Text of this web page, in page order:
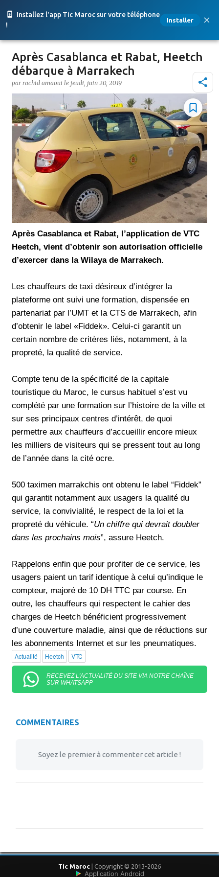
Installez l'app Tic Maroc sur votre téléphone
!
Installer
Accéder au contenu principal
Après Casablanca et Rabat, Heetch
débarque à Marrakech
par rachid amaoui le jeudi, juin 20, 2019
Après Casablanca et Rabat, l’application de VTC
Heetch, vient d’obtenir son autorisation officielle
d’exercer dans la Wilaya de Marrakech.
Les chauffeurs de taxi désireux d’intégrer la
plateforme ont suivi une formation, dispensée en
partenariat par l’UMT et la CTS de Marrakech, afin
d’obtenir le label «Fiddek». Celui-ci garantit un
certain nombre de critères liés, notamment, à la
propreté, la qualité de service.
Compte tenu de la spécificité de la capitale
touristique du Maroc, le cursus habituel s’est vu
complété par une formation sur l’histoire de la ville et
sur ses principaux centres d’intérêt, de quoi
permettre aux chauffeurs d’accueillir encore mieux
les milliers de visiteurs qui se pressent tout au long
de l’année dans la cité ocre.
500 taximen marrakchis ont obtenu le label “Fiddek”
qui garantit notamment aux usagers la qualité du
service, la convivialité, le respect de la loi et la
propreté du véhicule. “Un chiffre qui devrait doubler
dans les prochains mois”, assure Heetch.
Rappelons enfin que pour profiter de ce service, les
usagers paient un tarif identique à celui qu’indique le
compteur, majoré de 10 DH TTC par course. En
outre, les chauffeurs qui respectent le cahier des
charges de Heetch bénéficient progressivement
d’une couverture maladie, ainsi que de réductions sur
les abonnements Internet et sur les pneumatiques.
Actualité Heetch VTC
RECEVEZ L'ACTUALITÉ DU SITE VIA NOTRE CHAÎNE
SUR WHATSAPP
COMMENTAIRES
Soyez le premier à commenter cet article !
Tic Maroc | Copyright © 2013-2026
Application Android